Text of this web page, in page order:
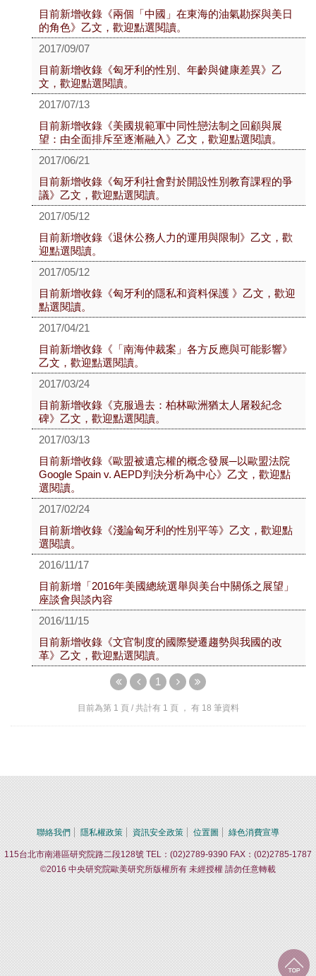
目前新增收錄《兩個「中國」在東海的油氣勘探與美日
的角色》乙文，歡迎點選閱讀。
2017/09/07
目前新增收錄《匈牙利的性別、年齡與健康差異》乙
文，歡迎點選閱讀。
2017/07/13
目前新增收錄《美國規範軍中同性戀法制之回顧與展
望：由全面排斥至逐漸融入》乙文，歡迎點選閱讀。
2017/06/21
目前新增收錄《匈牙利社會對於開設性別教育課程的爭
議》乙文，歡迎點選閱讀。
2017/05/12
目前新增收錄《退休公務人力的運用與限制》乙文，歡
迎點選閱讀。
2017/05/12
目前新增收錄《匈牙利的隱私和資料保護 》乙文，歡迎
點選閱讀。
2017/04/21
目前新增收錄《「南海仲裁案」各方反應與可能影響》
乙文，歡迎點選閱讀。
2017/03/24
目前新增收錄《克服過去：柏林歐洲猶太人屠殺紀念
碑》乙文，歡迎點選閱讀。
2017/03/13
目前新增收錄《歐盟被遺忘權的概念發展─以歐盟法院
Google Spain v. AEPD判決分析為中心》乙文，歡迎點
選閱讀。
2017/02/24
目前新增收錄《淺論匈牙利的性別平等》乙文，歡迎點
選閱讀。
2016/11/17
目前新增「2016年美國總統選舉與美台中關係之展望」
座談會與談內容
2016/11/15
目前新增收錄《文官制度的國際變遷趨勢與我國的改
革》乙文，歡迎點選閱讀。
1
目前為第 1 頁 / 共計有 1 頁 ， 有 18 筆資料
聯絡我們 隱私權政策 資訊安全政策 位置圖 綠色消費宣導
115台北市南港區研究院路二段128號 TEL：(02)2789-9390 FAX：(02)2785-1787
©2016 中央研究院歐美研究所版權所有 未經授權 請勿任意轉載